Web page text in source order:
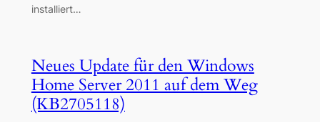
installiert…
Neues Update für den Windows
Home Server 2011 auf dem Weg
(KB2705118)